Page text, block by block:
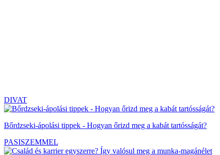
DIVAT
Bőrdzseki-ápolási tippek - Hogyan őrizd meg a kabát tartósságát?
PASISZEMMEL